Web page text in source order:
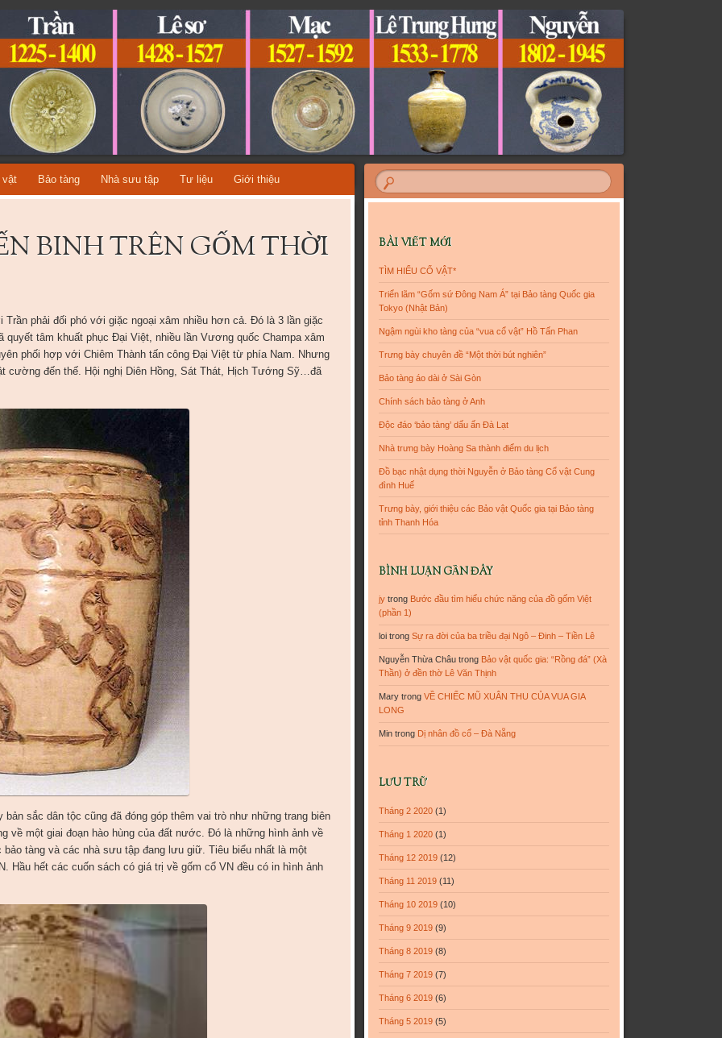
NAM
TỪNG THỜI KỲ LỊCH SỬ!
vật Bảo tàng Nhà sưu tập Tư liệu Giới thiệu
BINH TRÊN GỐM THỜI
phải đối phó với giặc ngoại xâm nhiều hơn cả. Đó là 3 lần giặc
quyết tâm khuất phục Đại Việt, nhiều lần Vương quốc Champa xâm
phối hợp với Chiêm Thành tấn công Đại Việt từ phía Nam. Nhưng
cường đến thế. Hội nghị Diên Hồng, Sát Thát, Hịch Tướng Sỹ…đã
sắc dân tộc cũng đã đóng góp thêm vai trò như những trang biên
về một giai đoạn hào hùng của đất nước. Đó là những hình ảnh về
tàng và các nhà sưu tập đang lưu giữ. Tiêu biểu nhất là một
Hầu hết các cuốn sách có giá trị về gốm cổ VN đều có in hình ảnh
BÀI VIẾT MỚI
TÌM HIỂU CỔ VẬT*
Triển lãm “Gốm sứ Đông Nam Á” tại Bảo tàng Quốc gia
Tokyo (Nhật Bản)
Ngậm ngùi kho tàng của “vua cổ vật” Hồ Tấn Phan
Trưng bày chuyên đề “Một thời bút nghiên”
Bảo tàng áo dài ở Sài Gòn
Chính sách bảo tàng ở Anh
Độc đáo ‘bảo tàng’ dấu ấn Đà Lạt
Nhà trưng bày Hoàng Sa thành điểm du lịch
Đồ bạc nhật dụng thời Nguyễn ở Bảo tàng Cổ vật Cung
đình Huế
Trưng bày, giới thiệu các Bảo vật Quốc gia tại Bảo tàng
tỉnh Thanh Hóa
BÌNH LUẬN GẦN ĐÂY
jy trong Bước đầu tìm hiểu chức năng của đồ gốm Việt
(phần 1)
loi trongSự ra đời của ba triều đại Ngô – Đinh – Tiền Lê
Nguyễn Thừa Châu trong Bảo vật quốc gia: “Rồng đá” (Xà
Thần) ở đền thờ Lê Văn Thịnh
Mary trongVỀ CHIẾC MŨ XUÂN THU CỦA VUA GIA
LONG
Min trong Dị nhân đồ cổ – Đà Nẵng
LƯU TRỮ
Tháng 2 2020 (1)
Tháng 1 2020 (1)
Tháng 12 2019 (12)
Tháng 11 2019 (11)
Tháng 10 2019 (10)
Tháng 9 2019 (9)
Tháng 8 2019 (8)
Tháng 7 2019 (7)
Tháng 6 2019 (6)
Tháng 5 2019 (5)